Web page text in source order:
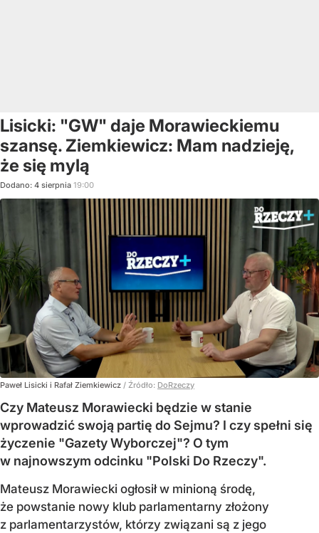
Lisicki: "GW" daje Morawieckiemu
szansę. Ziemkiewicz: Mam nadzieję,
że się mylą
Dodano: 4 sierpnia 19:00
Paweł Lisicki i Rafał Ziemkiewicz / Źródło: DoRzeczy
Czy Mateusz Morawiecki będzie w stanie
wprowadzić swoją partię do Sejmu? I czy spełni się
życzenie "Gazety Wyborczej"? O tym
w najnowszym odcinku "Polski Do Rzeczy".
Mateusz Morawiecki ogłosił w minioną środę,
że powstanie nowy klub parlamentarny złożony
z parlamentarzystów, którzy związani są z jego